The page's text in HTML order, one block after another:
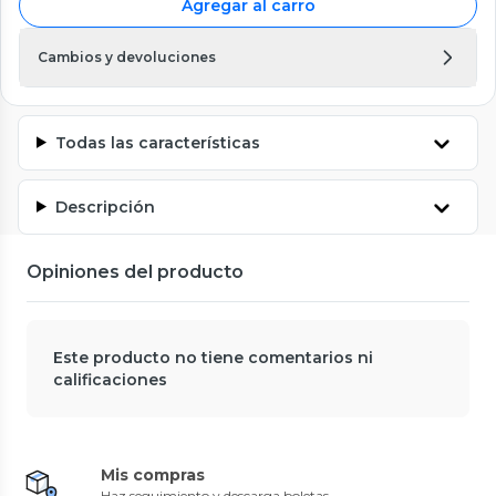
Agregar al carro
Cambios y devoluciones
Todas las características
Descripción
Opiniones del producto
Este producto no tiene comentarios ni
calificaciones
Mis compras